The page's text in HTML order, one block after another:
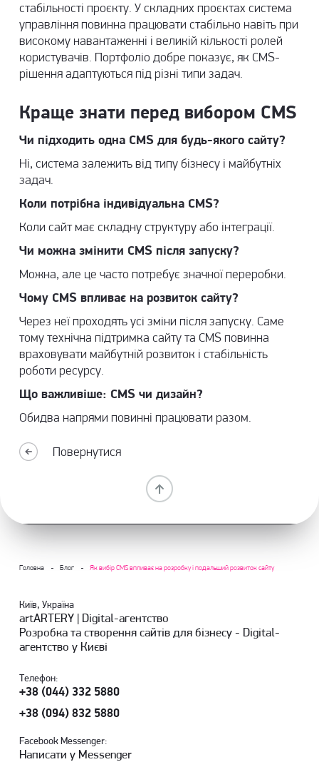
стабільності проєкту. У складних проєктах система
управління повинна працювати стабільно навіть при
високому навантаженні і великій кількості ролей
користувачів. Портфоліо добре показує, як CMS-
рішення адаптуються під різні типи задач.
Краще знати перед вибором CMS
Чи підходить одна CMS для будь-якого сайту?
Ні, система залежить від типу бізнесу і майбутніх
задач.
Коли потрібна індивідуальна CMS?
Коли сайт має складну структуру або інтеграції.
Чи можна змінити CMS після запуску?
Можна, але це часто потребує значної переробки.
Чому CMS впливає на розвиток сайту?
Через неї проходять усі зміни після запуску. Саме
тому технічна підтримка сайту та CMS повинна
враховувати майбутній розвиток і стабільність
роботи ресурсу.
Що важливіше: CMS чи дизайн?
Обидва напрями повинні працювати разом.
Повернутися
Київ, Україна
artARTERY | Digital-агентство
Розробка та створення сайтів для бізнесу - Digital-
агентство у Києві
Телефон:
+38 (044) 332 5880
+38 (094) 832 5880
Facebook Messenger:
Написати у Messenger
Головна Блог Як вибір CMS впливає на розробку і подальший розвиток сайту